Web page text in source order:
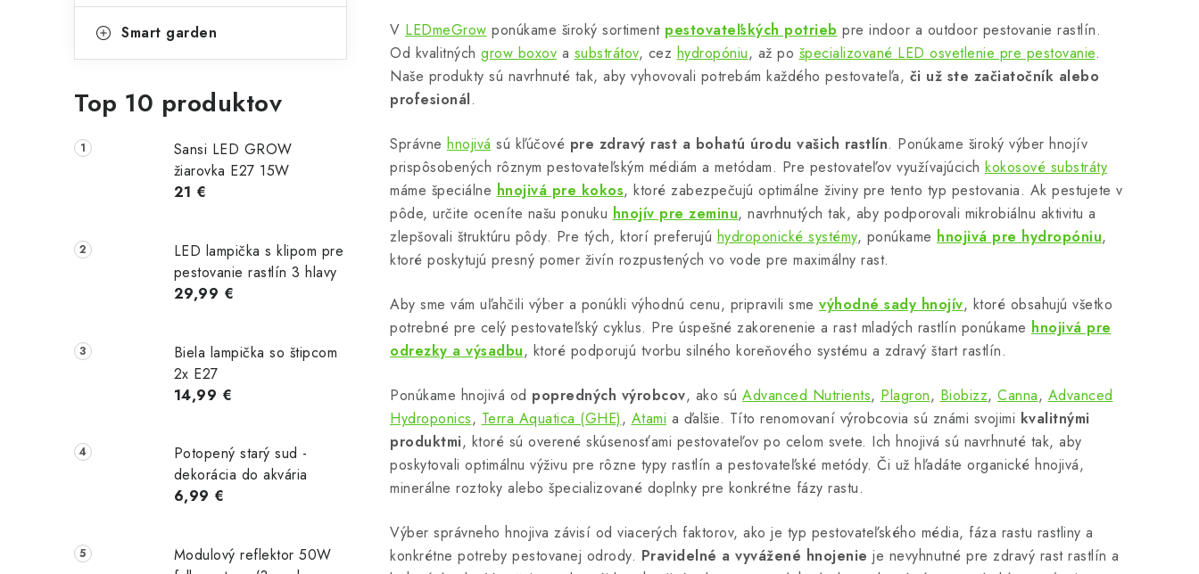
Smart garden
Top 10 produktov
Sansi LED GROW
žiarovka E27 15W
21 €
LED lampička s klipom pre
pestovanie rastlín 3 hlavy
29,99 €
Biela lampička so štipcom
2x E27
14,99 €
Potopený starý sud -
dekorácia do akvária
6,99 €
Modulový reflektor 50W
v
l
á
d
a
c
i
e
p
v
k
v
ý
p
i
s
u
V LEDmeGrow ponúkame široký sortiment pestovateľských potrieb pre indoor a outdoor pestovanie rastlín.
Od kvalitných grow boxov a substrátov, cez hydropóniu, až po špecializované LED osvetlenie pre pestovanie.
Naše produkty sú navrhnuté tak, aby vyhovovali potrebám každého pestovateľa, či už ste začiatočník alebo
profesionál.
Správne hnojivá sú kľúčové pre zdravý rast a bohatú úrodu vašich rastlín. Ponúkame široký výber hnojív
prispôsobených rôznym pestovateľským médiám a metódam. Pre pestovateľov využívajúcich kokosové substráty
máme špeciálne hnojivá pre kokos, ktoré zabezpečujú optimálne živiny pre tento typ pestovania. Ak pestujete v
pôde, určite oceníte našu ponuku hnojív pre zeminu, navrhnutých tak, aby podporovali mikrobiálnu aktivitu a
zlepšovali štruktúru pôdy. Pre tých, ktorí preferujú hydroponické systémy, ponúkame hnojivá pre hydropóniu,
ktoré poskytujú presný pomer živín rozpustených vo vode pre maximálny rast.
Aby sme vám uľahčili výber a ponúkli výhodnú cenu, pripravili sme výhodné sady hnojív, ktoré obsahujú všetko
potrebné pre celý pestovateľský cyklus. Pre úspešné zakorenenie a rast mladých rastlín ponúkame hnojivá pre
odrezky a výsadbu, ktoré podporujú tvorbu silného koreňového systému a zdravý štart rastlín.
Ponúkame hnojivá od popredných výrobcov, ako sú Advanced Nutrients, Plagron, Biobizz, Canna, Advanced
Hydroponics, Terra Aquatica (GHE), Atami a ďalšie. Títo renomovaní výrobcovia sú známi svojimi kvalitnými
produktmi, ktoré sú overené skúsenosťami pestovateľov po celom svete. Ich hnojivá sú navrhnuté tak, aby
poskytovali optimálnu výživu pre rôzne typy rastlín a pestovateľské metódy. Či už hľadáte organické hnojivá,
minerálne roztoky alebo špecializované doplnky pre konkrétne fázy rastu.
Výber správneho hnojiva závisí od viacerých faktorov, ako je typ pestovateľského média, fáza rastu rastliny a
konkrétne potreby pestovanej odrody. Pravidelné a vyvážené hnojenie je nevyhnutné pre zdravý rast rastlín a